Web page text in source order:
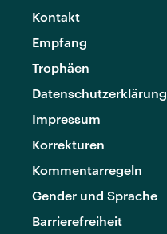
Kontakt
Empfang
Trophäen
Datenschutzerklärung
Impressum
Korrekturen
Kommentarregeln
Gender und Sprache
Barrierefreiheit